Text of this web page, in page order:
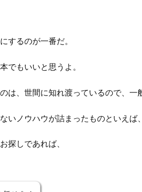
するのが一番だ。
でもいいと思うよ。
は、世間に知れ渡っているので、一
いノウハウが詰まったものといえば
探しであれば、